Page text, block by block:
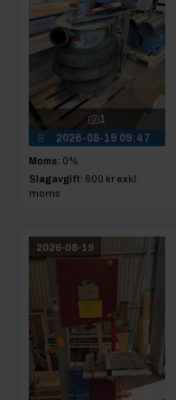
1
2026-08-19 09:47
Moms: 0%
Slagavgift: 600 kr exkl.
moms
2026-08-19